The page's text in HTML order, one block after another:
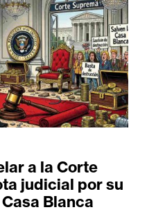
a la Corte
judicial por su
Blanca